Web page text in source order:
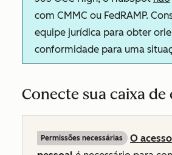
com CMMC ou FedRAMP.
equipe jurídica para obter
conformidade para uma
Conecte sua caixa de
Permissões necessárias
O